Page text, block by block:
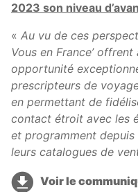
2023 son niveau
« Au vu de ces
Vous en France’
opportunité
prescripteurs de
en permettant de
contact étroit avec les
et programment depuis
leurs catalogues de
Voir le